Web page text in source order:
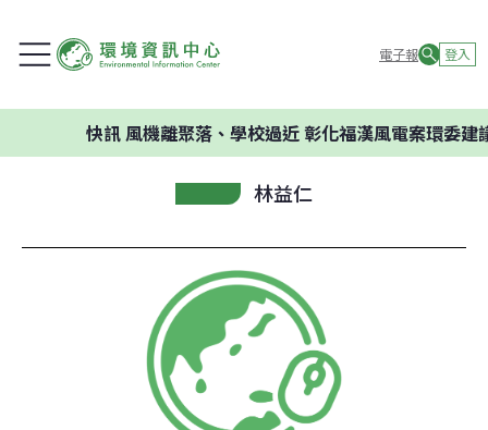
電子報 登入
快訊風機離聚落、學校過近 彰化福漢風電案環委建議不
林益仁